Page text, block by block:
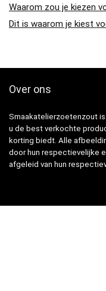
Waarom zou je kiezen
Dit is waarom je kiest
Over ons
Smaakatelierzoetenzout
u de best verkochte
korting biedt. Alle
door hun respectievelijke
afgeleid van hun